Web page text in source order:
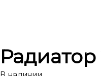
Радиатор